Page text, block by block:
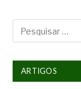
ARTIGOS